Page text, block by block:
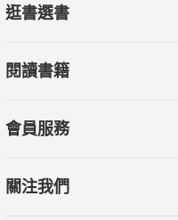
逛書選書
閱讀書籍
會員服務
關注我們